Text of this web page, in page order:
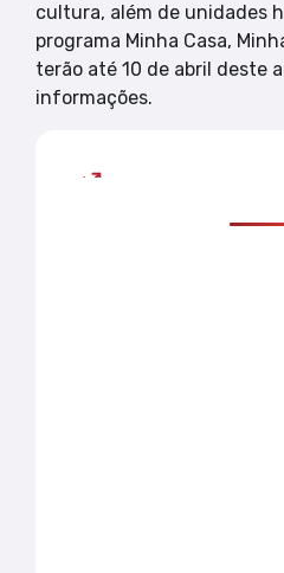
cultura, além de unidades
programa Minha Casa,
terão até 10 de abril deste
informações.